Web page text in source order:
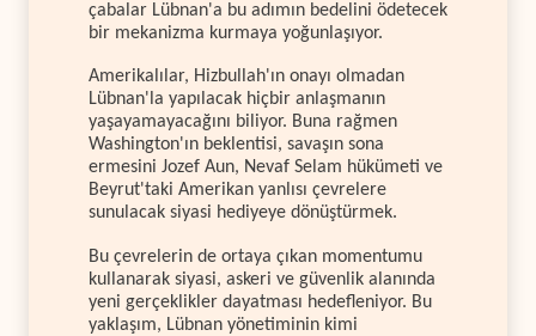
çabalar Lübnan'a bu adımın bedelini ödetecek
bir mekanizma kurmaya yoğunlaşıyor.
Amerikalılar, Hizbullah'ın onayı olmadan
Lübnan'la yapılacak hiçbir anlaşmanın
yaşayamayacağını biliyor. Buna rağmen
Washington'ın beklentisi, savaşın sona
ermesini Jozef Aun, Nevaf Selam hükümeti ve
Beyrut'taki Amerikan yanlısı çevrelere
sunulacak siyasi hediyeye dönüştürmek.
Bu çevrelerin de ortaya çıkan momentumu
kullanarak siyasi, askeri ve güvenlik alanında
yeni gerçeklikler dayatması hedefleniyor. Bu
yaklaşım, Lübnan yönetiminin kimi